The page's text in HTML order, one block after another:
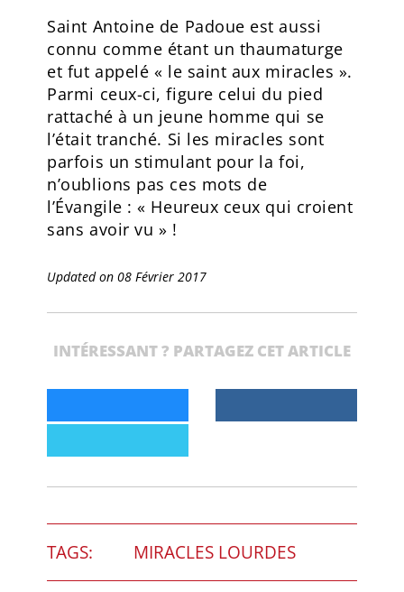
Saint Antoine de Padoue est aussi
connu comme étant un thaumaturge
et fut appelé « le saint aux miracles ».
Parmi ceux-ci, figure celui du pied
rattaché à un jeune homme qui se
l’était tranché. Si les miracles sont
parfois un stimulant pour la foi,
n’oublions pas ces mots de
l’Évangile : « Heureux ceux qui croient
sans avoir vu » !
Updated on 08 Février 2017
INTÉRESSANT ? PARTAGEZ CET ARTICLE
TAGS: MIRACLES LOURDES